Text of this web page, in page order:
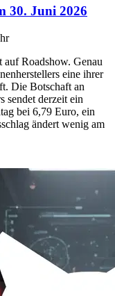
30. Juni 2026
Roadshow. Genau
eine ihrer
Die Botschaft an
sendet derzeit ein
bei 6,79 Euro, ein
ändert wenig am